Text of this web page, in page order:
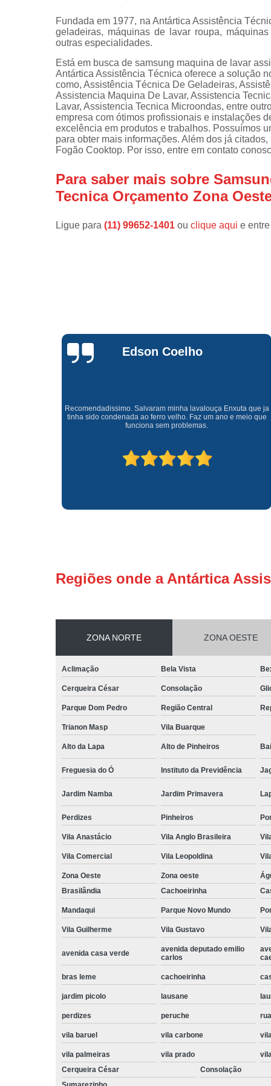
Instalações
lava e seca
de fogão
em freezer
Fundada em 1977, na Antártica Assistência
geladeiras, máquinas de lavar roupa,
outras especialidades.
Está em busca de samsung maquina de lavar
Antártica Assistência Técnica oferece a solução
como, Assistência Técnica De Geladeiras,
Assistencia Maquina De Lavar, Assistencia
Lavar, Assistencia Tecnica Microondas, entre
empresa com ótimos profissionais e instalações
excelência em produtos e trabalhos. Possuímos
para obter mais informações. Além dos já
Fogão Cooktop. Por isso, entre em contato
Para saber mais sobre
Tecnica Orçamento Zona
Ligue para (11) 99652-1401 ou clique aqui e
Waldirene
Monteiro
Uma empresa á 41 anos no mercado que sempre valoriza o
cliente ótimo atendimento com garantia de todos o serviços.
Regiões onde a Antártica
ZONA NORTE ZONA OESTE
Aclimação Bela Vista
Cerqueira César Consolação
Parque Dom Pedro Região Central
Trianon Masp Vila Buarque
Alto da Lapa Alto de Pinheiros
Freguesia do Ó Instituto da Previdência
Jardim Namba Jardim Primavera
Perdizes Pinheiros
Vila Anastácio Vila Anglo Brasileira
Vila Comercial Vila Leopoldina
Zona Oeste Zona oeste
Brasilândia
Cachoeirinha
Mandaqui Parque Novo Mundo
Vila Guilherme Vila Gustavo
avenida casa verde
avenida deputado emilio
carlos
bras leme cachoeirinha
jardim picolo lausane
perdizes peruche
vila baruel vila carbone
vila palmeiras vila prado
Cerqueira César
Consolação